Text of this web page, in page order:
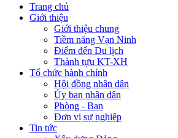
Trang chủ
Giới thiệu
Giới thiệu chung
Tiềm năng Vạn Ninh
Điểm đến Du lịch
Thành tựu KT-XH
Tổ chức hành chính
Hội đồng nhân dân
Ủy ban nhân dân
Phòng - Ban
Đơn vị sự nghiệp
Tin tức